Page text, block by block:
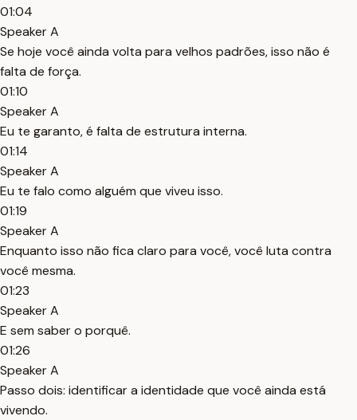
01:04
Speaker A
Se hoje você ainda volta para velhos padrões, isso não é
falta de força.
01:10
Speaker A
Eu te garanto, é falta de estrutura interna.
01:14
Speaker A
Eu te falo como alguém que viveu isso.
01:19
Speaker A
Enquanto isso não fica claro para você, você luta contra
você mesma.
01:23
Speaker A
E sem saber o porquê.
01:26
Speaker A
Passo dois: identificar a identidade que você ainda está
vivendo.